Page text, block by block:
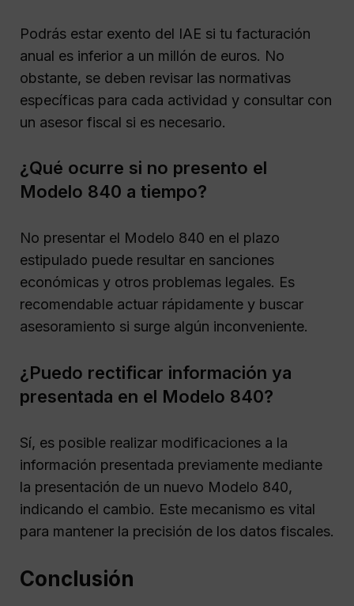
Podrás estar exento del IAE si tu facturación
anual es inferior a un millón de euros. No
obstante, se deben revisar las normativas
específicas para cada actividad y consultar con
un asesor fiscal si es necesario.
¿Qué ocurre si no presento el
Modelo 840 a tiempo?
No presentar el Modelo 840 en el plazo
estipulado puede resultar en sanciones
económicas y otros problemas legales. Es
recomendable actuar rápidamente y buscar
asesoramiento si surge algún inconveniente.
¿Puedo rectificar información ya
presentada en el Modelo 840?
Sí, es posible realizar modificaciones a la
información presentada previamente mediante
la presentación de un nuevo Modelo 840,
indicando el cambio. Este mecanismo es vital
para mantener la precisión de los datos fiscales.
Conclusión